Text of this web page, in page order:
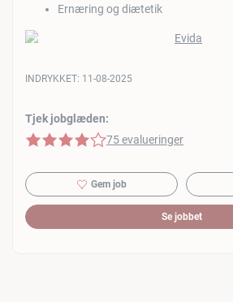
Ernæring og diætetik
Tjek jobglæden:
4 af 5 stjerner
75 evalueringer
INDRYKKET: 11-08-2025
Gem job
Se jobbet